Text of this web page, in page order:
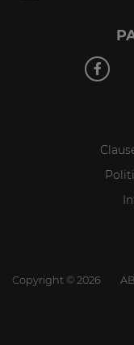
Copyright © 2026